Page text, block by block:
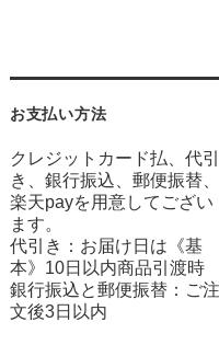
お支払い方法
クレジットカード払、代引
き、銀行振込、郵便振替、
楽天payを用意してござい
ます。
代引き：お届け日は《基
本》10日以内商品引渡時
銀行振込と郵便振替：ご注
文後3日以内